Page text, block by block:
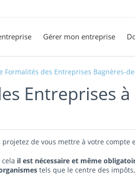
Gérer mon entreprise
Formalités des Entreprises Bagnères-
Entreprises
projetez de vous mettre à votre
cela il est nécessaire et même
tels que le centre des impôts,